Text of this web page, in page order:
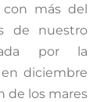
con más del
de nuestro
por la
en diciembre
de los mares